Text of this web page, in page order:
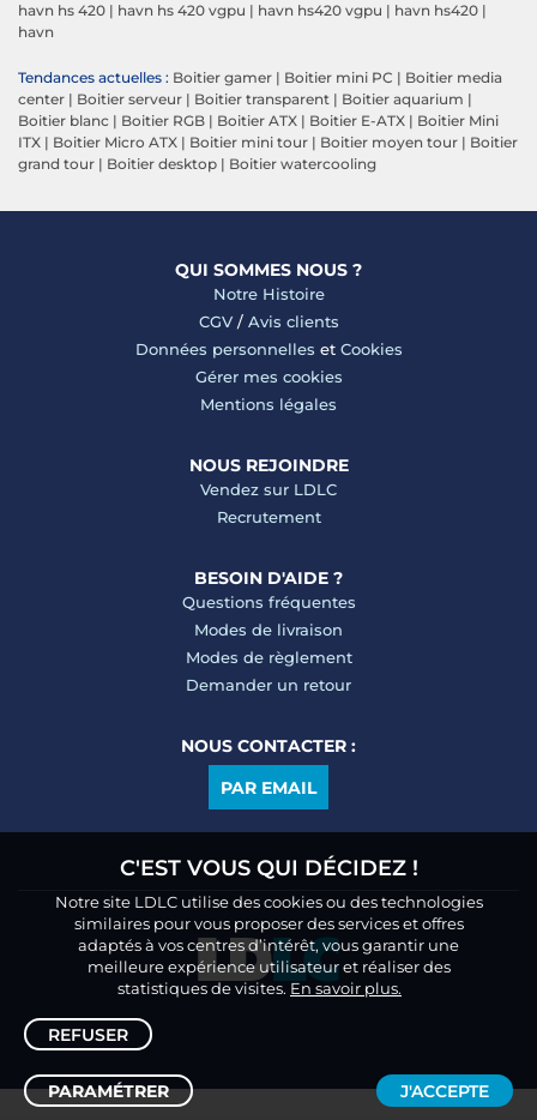
havn hs 420 | havn hs 420 vgpu | havn hs420 vgpu | havn hs420 |
havn
Tendances actuelles : Boitier gamer | Boitier mini PC | Boitier media
center | Boitier serveur | Boitier transparent | Boitier aquarium |
Boitier blanc | Boitier RGB | Boitier ATX | Boitier E-ATX | Boitier Mini
ITX | Boitier Micro ATX | Boitier mini tour | Boitier moyen tour | Boitier
grand tour | Boitier desktop | Boitier watercooling
QUI SOMMES NOUS ?
Notre Histoire
CGV/ Avis clients
Données personnelles et Cookies
Gérer mes cookies
Mentions légales
NOUS REJOINDRE
Vendez sur LDLC
Recrutement
BESOIN D'AIDE ?
Questions fréquentes
Modes de livraison
Modes de règlement
Demander un retour
NOUS CONTACTER :
PAR EMAIL
C'EST VOUS QUI DÉCIDEZ !
Notre site LDLC utilise des cookies ou des technologies
similaires pour vous proposer des services et offres
adaptés à vos centres d’intérêt, vous garantir une
meilleure expérience utilisateur et réaliser des
statistiques de visites. En savoir plus.
REFUSER
PARAMÉTRER J'ACCEPTE